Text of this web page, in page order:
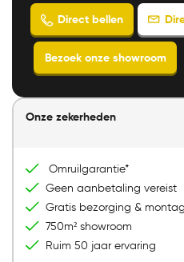
Direct bellen
Bezoek onze showroom
Onze zekerheden
Omruilgarantie*
Geen aanbetaling vereist
Gratis bezorging &
750m² showroom
Ruim 50 jaar ervaring